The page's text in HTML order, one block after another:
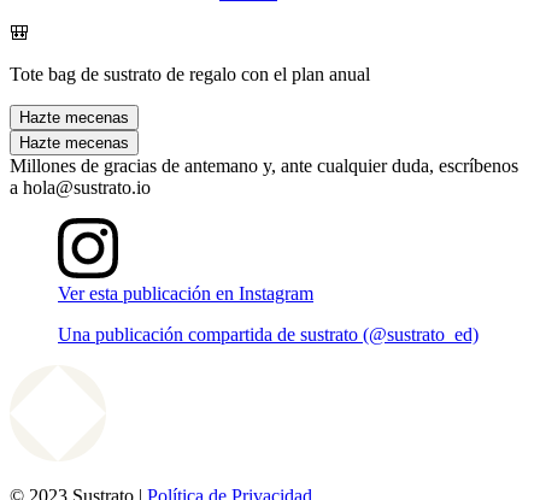
🎒
Tote bag de sustrato de regalo con el plan anual
Hazte mecenas
Hazte mecenas
Millones de gracias de antemano y, ante cualquier duda, escríbenos
a hola@sustrato.io
Ver esta publicación en Instagram
Una publicación compartida de sustrato (@sustrato_ed)
© 2023 Sustrato | Política de Privacidad